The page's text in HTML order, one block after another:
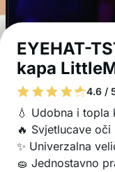
EYEHAT-
kapa
4.6 /
💧 Udobna i topla
🔥 Svjetlucave
✨ Univerzalna
🧽 Jednostavno